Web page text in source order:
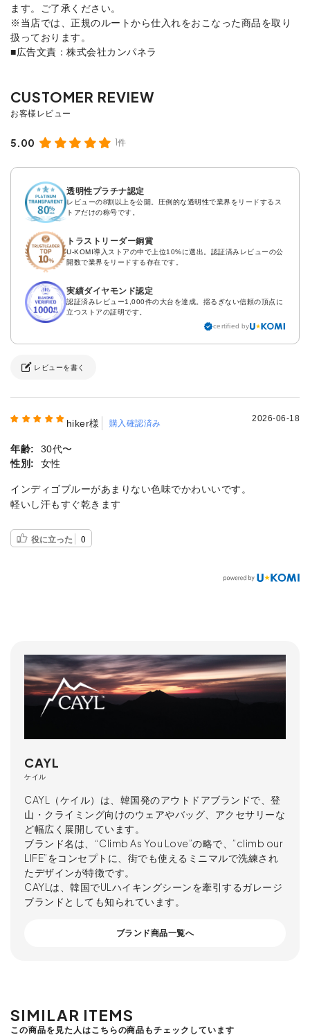
ます。ご了承ください。
※当店では、正規のルートから仕入れをおこなった商品を取り
扱っております。
■広告文責：株式会社カンパネラ
5.00 1件
透明性プラチナ認定
レビューの8割以上を公開。圧倒的な透明性で業界をリードするス
トアだけの称号です。
トラストリーダー銅賞
U-KOMI導入ストアの中で上位10%に選出。認証済みレビューの公
開数で業界をリードする存在です。
実績ダイヤモンド認定
認証済みレビュー1,000件の大台を達成。揺るぎない信頼の頂点に
立つストアの証明です。
certified by
レビューを書く
hiker様 購入確認済み 2026-06-18
年齢:
30代〜
性別:
女性
インディゴブルーがあまりない色味でかわいいです。
軽いし汗もすぐ乾きます
役に立った 0
CAYL
ケイル
CAYL（ケイル）は、韓国発のアウトドアブランドで、登
山・クライミング向けのウェアやバッグ、アクセサリーな
ど幅広く展開しています。
ブランド名は、“Climb As You Love”の略で、”climb our
LIFE”をコンセプトに、街でも使えるミニマルで洗練され
たデザインが特徴です。
CAYLは、韓国でULハイキングシーンを牽引するガレージ
ブランドとしても知られています。
ブランド商品一覧へ
SIMILAR ITEMS
この商品を見た人はこちらの商品もチェックしています